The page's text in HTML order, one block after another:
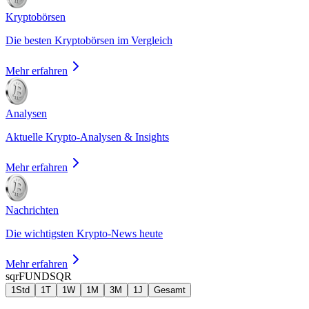
Kryptobörsen
Die besten Kryptobörsen im Vergleich
Mehr erfahren
Analysen
Aktuelle Krypto-Analysen & Insights
Mehr erfahren
Nachrichten
Die wichtigsten Krypto-News heute
Mehr erfahren
sqrFUNDSQR
1Std 1T 1W 1M 3M 1J Gesamt